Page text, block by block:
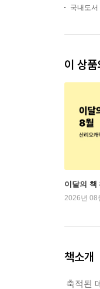
국내도서
이 상
이달의 책
2026년 08
책소개
축적된